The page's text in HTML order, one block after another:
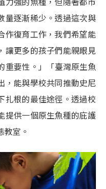
力強的魚種，但隨著都市
量逐漸稀少。透過這次與
作復育工作，我們希望能
讓更多的孩子們能親眼見
重要性。」「臺灣原生魚
，能與學校共同推動史尼
扎根的最佳途徑。透過校
提供一個原生魚種的庇護
教室。